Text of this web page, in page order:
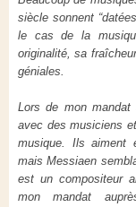
siècle sonnent
le cas de la
originalité, sa
géniales.
Lors de mon mandat
avec des musiciens
musique. Ils aiment
mais Messiaen
est un compositeur
mon mandat